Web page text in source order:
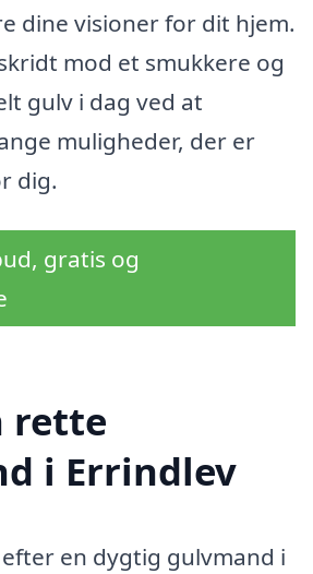
dine visioner for dit hjem.
mod et smukkere og
gulv i dag ved at
muligheder, der er
dig.
gratis og
rette
i Errindlev
en dygtig gulvmand i